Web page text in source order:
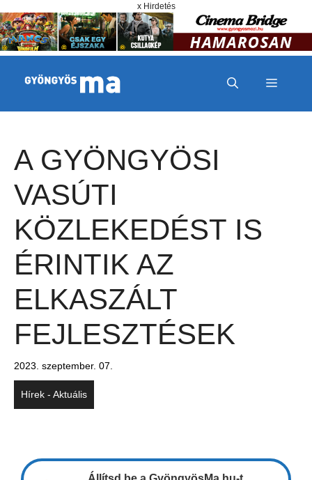
x Hirdetés
MENÜ
A GYÖNGYÖSI
VASÚTI
KÖZLEKEDÉST IS
ÉRINTIK AZ
ELKASZÁLT
FEJLESZTÉSEK
2023. szeptember. 07.
Hírek - Aktuális